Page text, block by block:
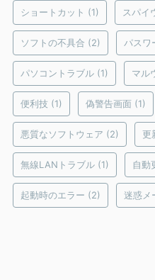
ショートカット (1) スパイ
ソフトの不具合 (2) パスワ
パソコントラブル (1) マル
便利技 (1) 偽警告画面 (1)
悪質なソフトウェア (2) 更
無線LANトラブル (1) 自動
起動時のエラー (2) 迷惑メ